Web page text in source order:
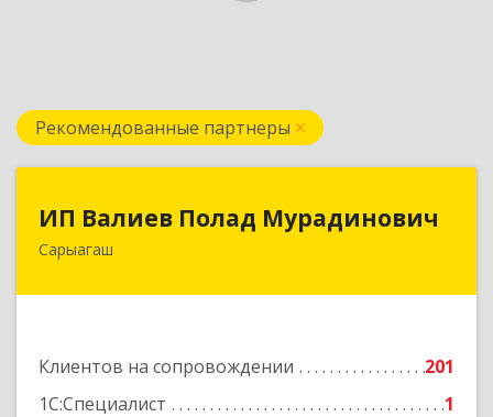
Рекомендованные партнеры
ИП Валиев Полад Мурадинович
Сарыагаш
Клиентов на сопровождении
201
1С:Специалист
1
160900, Республика Казахстан, Туркестанская
Подробнее